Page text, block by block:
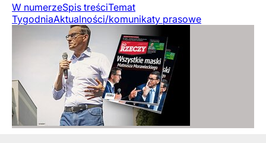
W numerzeSpis treściTemat
TygodniaAktualności/komunikaty prasowe